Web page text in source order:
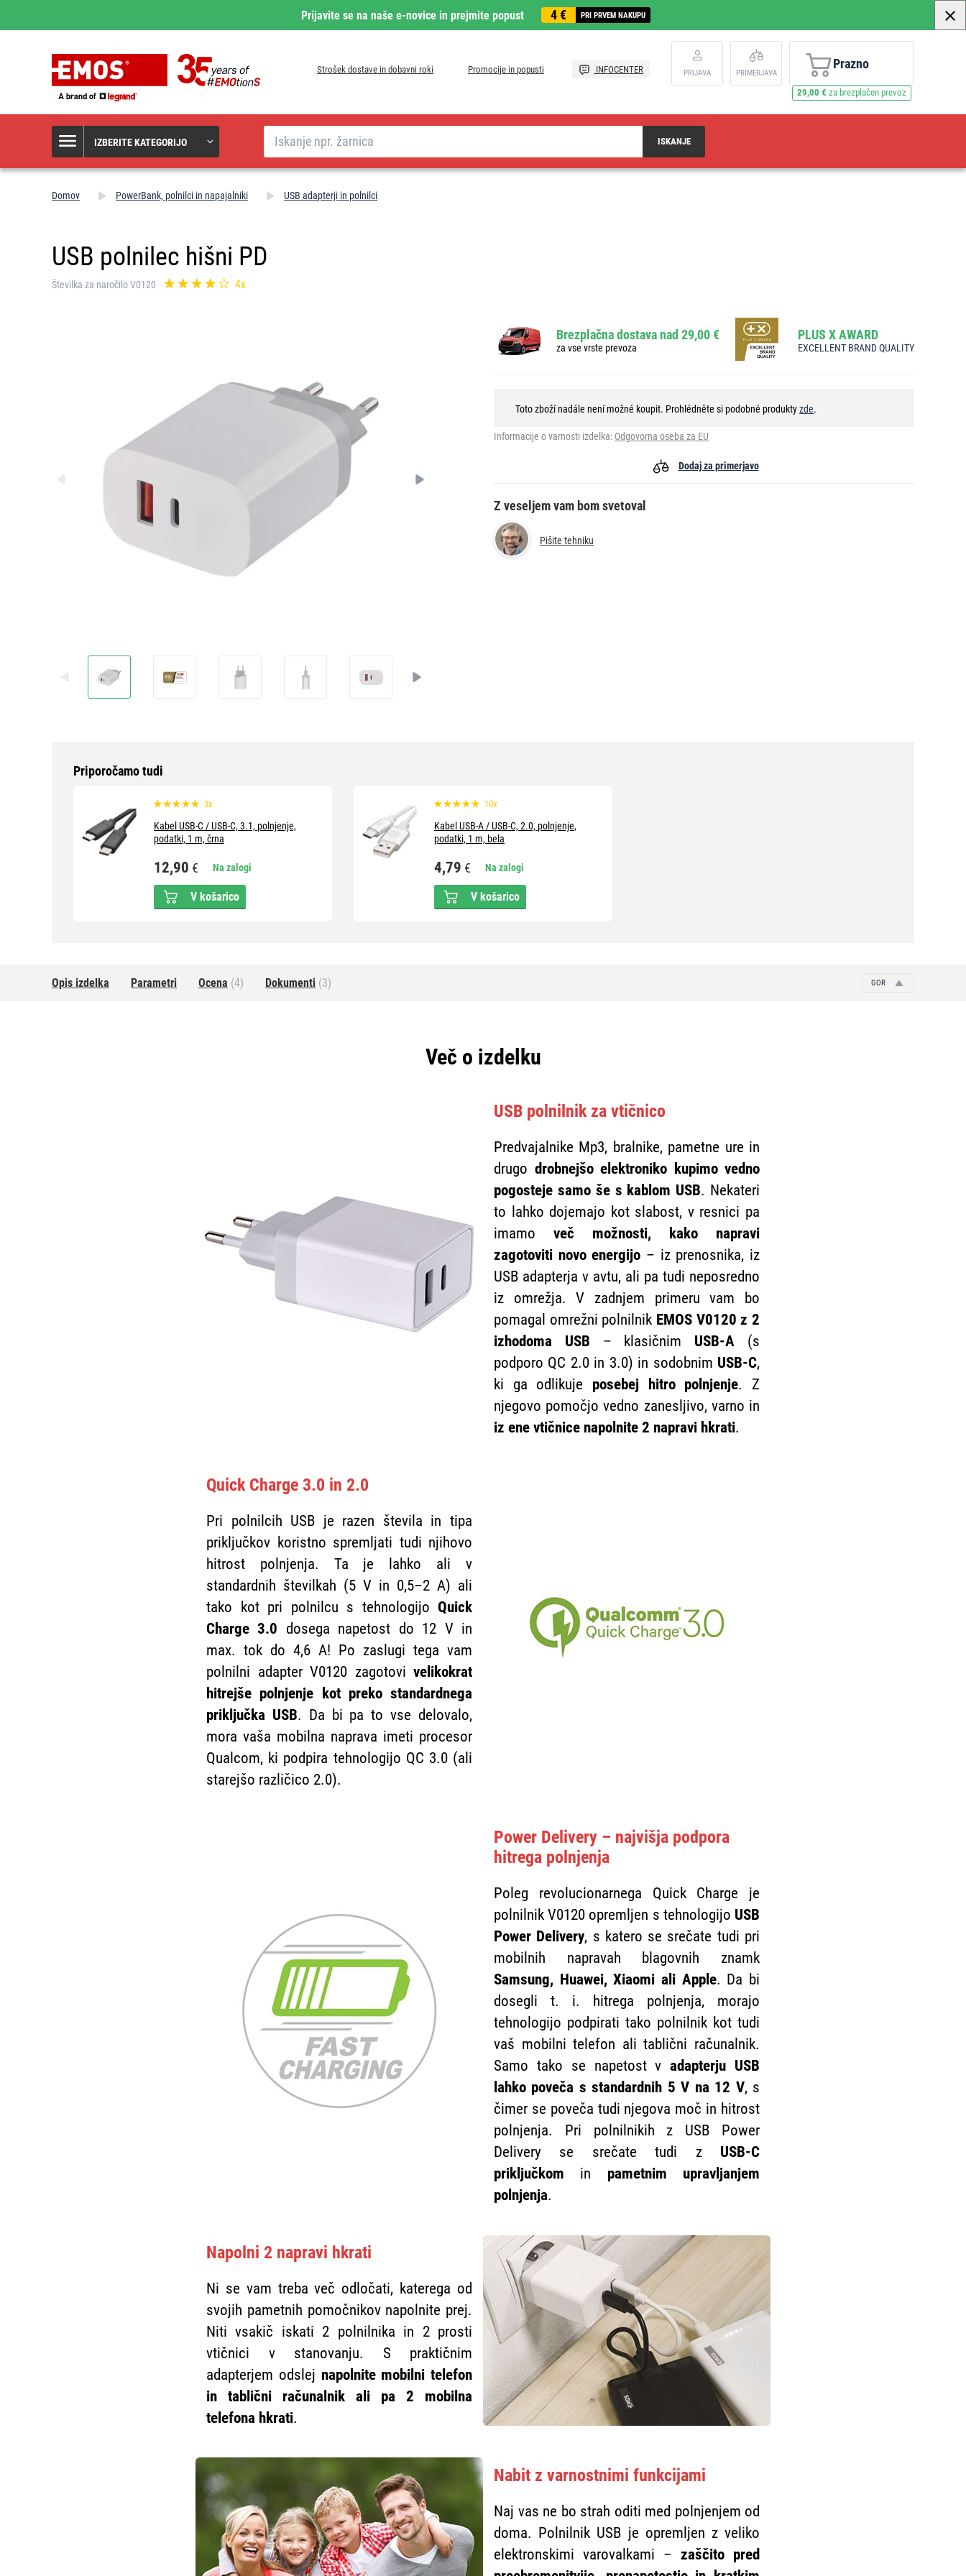
Prijavite se na naše e-novice in prejmite popust 4 € PRI PRVEM NAKUPU
Strošek dostave in dobavni roki Promocije in popusti INFOCENTER PRIJAVA PRIMERJAVA
Prazno
29,00 € za brezplačen prevoz
IZBERITE KATEGORIJO
Iskanje
ISKANJE
Domov PowerBank, polnilci in napajalniki USB adapterji in polnilci
USB polnilec hišni PD
Številka za naročilo V0120 4x
Brezplačna dostava nad 29,00 €
za vse vrste prevoza
PLUS X AWARD
EXCELLENT BRAND QUALITY
Toto zboží nadále není možné koupit. Prohlédněte si podobné produktyzde.
Informacije o varnosti izdelka: Odgovorna oseba za EU
Dodaj za primerjavo
Z veseljem vam bom svetoval
Pišite tehniku
Priporočamo tudi
3x
Kabel USB-C / USB-C, 3.1, polnjenje,
podatki, 1 m, črna
12,90 € Na zalogi
V košarico
10x
Kabel USB-A / USB-C, 2.0, polnjenje,
podatki, 1 m, bela
4,79 € Na zalogi
V košarico
Opis izdelka Parametri Ocena (4) Dokumenti (3) GOR
Več o izdelku
USB polnilnik za vtičnico
Predvajalnike Mp3, bralnike, pametne ure in
drugo drobnejšo elektroniko kupimo vedno
pogosteje samo še s kablom USB. Nekateri
to lahko dojemajo kot slabost, v resnici pa
imamo več možnosti, kako napravi
zagotoviti novo energijo – iz prenosnika, iz
USB adapterja v avtu, ali pa tudi neposredno
iz omrežja. V zadnjem primeru vam bo
pomagal omrežni polnilnik EMOS V0120 z 2
izhodoma USB – klasičnim USB-A (s
podporo QC 2.0 in 3.0) in sodobnim USB-C,
ki ga odlikuje posebej hitro polnjenje. Z
njegovo pomočjo vedno zanesljivo, varno in
iz ene vtičnice napolnite 2 napravi hkrati.
Quick Charge 3.0 in 2.0
Pri polnilcih USB je razen števila in tipa
priključkov koristno spremljati tudi njihovo
hitrost polnjenja. Ta je lahko ali v
standardnih številkah (5 V in 0,5–2 A) ali
tako kot pri polnilcu s tehnologijo Quick
Charge 3.0 dosega napetost do 12 V in
max. tok do 4,6 A! Po zaslugi tega vam
polnilni adapter V0120 zagotovi velikokrat
hitrejše polnjenje kot preko standardnega
priključka USB. Da bi pa to vse delovalo,
mora vaša mobilna naprava imeti procesor
Qualcom, ki podpira tehnologijo QC 3.0 (ali
starejšo različico 2.0).
Power Delivery – najvišja podpora
hitrega polnjenja
Poleg revolucionarnega Quick Charge je
polnilnik V0120 opremljen s tehnologijo USB
Power Delivery, s katero se srečate tudi pri
mobilnih napravah blagovnih znamk
Samsung, Huawei, Xiaomi ali Apple. Da bi
dosegli t. i. hitrega polnjenja, morajo
tehnologijo podpirati tako polnilnik kot tudi
vaš mobilni telefon ali tablični računalnik.
Samo tako se napetost vadapterju USB
lahko poveča s standardnih 5 V na 12 V, s
čimer se poveča tudi njegova moč in hitrost
polnjenja. Pri polnilnikih z USB Power
Delivery se srečate tudi z USB-C
priključkom in pametnim upravljanjem
polnjenja.
Napolni 2 napravi hkrati
Ni se vam treba več odločati, katerega od
svojih pametnih pomočnikov napolnite prej.
Niti vsakič iskati 2 polnilnika in 2 prosti
vtičnici v stanovanju. S praktičnim
adapterjem odslej napolnite mobilni telefon
in tablični računalnik ali pa 2 mobilna
telefona hkrati.
Nabit z varnostnimi funkcijami
Naj vas ne bo strah oditi med polnjenjem od
doma. Polnilnik USB je opremljen z veliko
elektronskimi varovalkami – zaščito pred